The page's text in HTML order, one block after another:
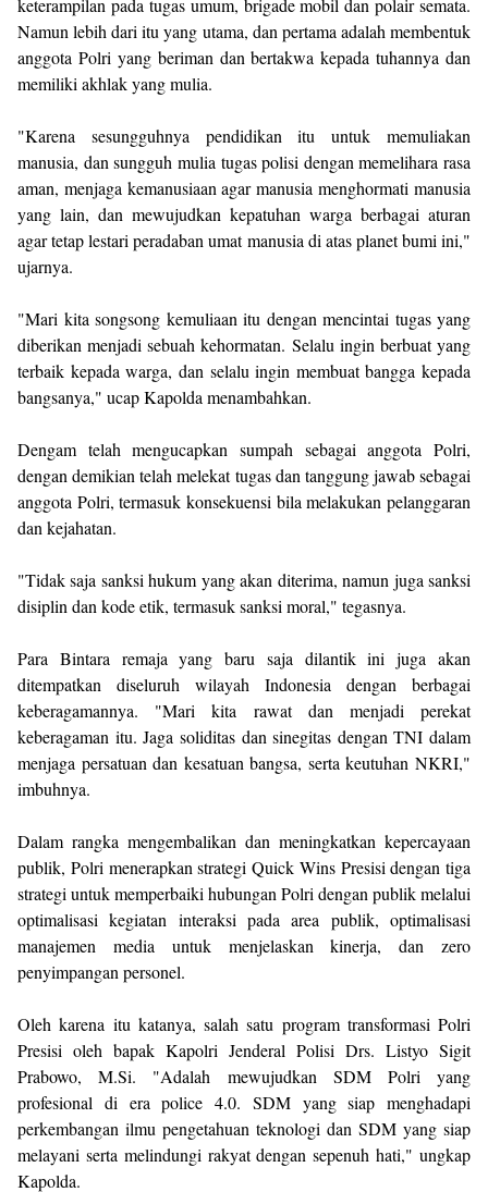
keterampilan pada tugas umum, brigade mobil dan polair semata.
Namun lebih dari itu yang utama, dan pertama adalah membentuk
anggota Polri yang beriman dan bertakwa kepada tuhannya dan
memiliki akhlak yang mulia.
"Karena sesungguhnya pendidikan itu untuk memuliakan
manusia, dan sungguh mulia tugas polisi dengan memelihara rasa
aman, menjaga kemanusiaan agar manusia menghormati manusia
yang lain, dan mewujudkan kepatuhan warga berbagai aturan
agar tetap lestari peradaban umat manusia di atas planet bumi ini,"
ujarnya.
"Mari kita songsong kemuliaan itu dengan mencintai tugas yang
diberikan menjadi sebuah kehormatan. Selalu ingin berbuat yang
terbaik kepada warga, dan selalu ingin membuat bangga kepada
bangsanya," ucap Kapolda menambahkan.
Dengam telah mengucapkan sumpah sebagai anggota Polri,
dengan demikian telah melekat tugas dan tanggung jawab sebagai
anggota Polri, termasuk konsekuensi bila melakukan pelanggaran
dan kejahatan.
"Tidak saja sanksi hukum yang akan diterima, namun juga sanksi
disiplin dan kode etik, termasuk sanksi moral," tegasnya.
Para Bintara remaja yang baru saja dilantik ini juga akan
ditempatkan diseluruh wilayah Indonesia dengan berbagai
keberagamannya. "Mari kita rawat dan menjadi perekat
keberagaman itu. Jaga soliditas dan sinegitas dengan TNI dalam
menjaga persatuan dan kesatuan bangsa, serta keutuhan NKRI,"
imbuhnya.
Dalam rangka mengembalikan dan meningkatkan kepercayaan
publik, Polri menerapkan strategi Quick Wins Presisi dengan tiga
strategi untuk memperbaiki hubungan Polri dengan publik melalui
optimalisasi kegiatan interaksi pada area publik, optimalisasi
manajemen media untuk menjelaskan kinerja, dan zero
penyimpangan personel.
Oleh karena itu katanya, salah satu program transformasi Polri
Presisi oleh bapak Kapolri Jenderal Polisi Drs. Listyo Sigit
Prabowo, M.Si. "Adalah mewujudkan SDM Polri yang
profesional di era police 4.0. SDM yang siap menghadapi
perkembangan ilmu pengetahuan teknologi dan SDM yang siap
melayani serta melindungi rakyat dengan sepenuh hati," ungkap
Kapolda.